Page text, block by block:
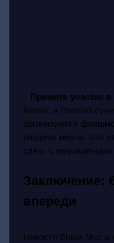
- Примите участие
Reddit и Discord
организуются
раздача мерча. Это
связь с
Заключение:
впереди
Новости Black Midi о